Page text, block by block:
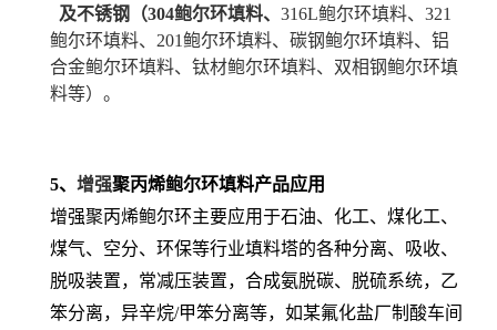
及不锈钢（304鲍尔环填料、 316L鲍尔环填料、321
鲍尔环填料、201鲍尔环填料、碳钢鲍尔环填料、铝
合金鲍尔环填料、钛材鲍尔环填料、双相钢鲍尔环填
料等）。
5、 增强聚丙烯鲍尔环填料产品应用
增强聚丙烯鲍尔环主要应用于石油、化工、煤化工、
煤气、空分、环保等行业填料塔的各种分离、吸收、
脱吸装置，常减压装置，合成氨脱碳、脱硫系统，乙
笨分离，异辛烷/甲笨分离等，如某氟化盐厂制酸车间